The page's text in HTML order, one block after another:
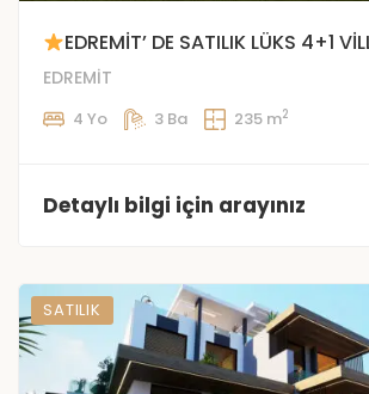
EDREMİT’ DE SATILIK LÜKS 4+1
EDREMİT
4 Yo 3 Ba 235 m2
Detaylı bilgi için arayınız
SATILIK